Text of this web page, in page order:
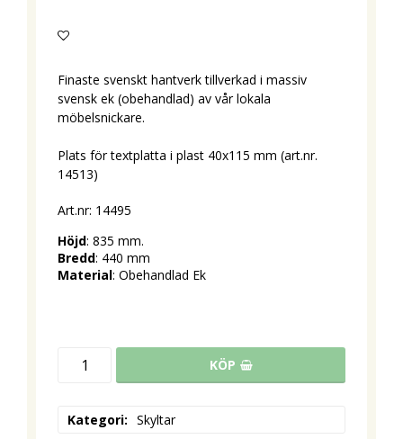
Finaste svenskt hantverk tillverkad i massiv
svensk ek (obehandlad) av vår lokala
möbelsnickare.
Plats för textplatta i plast 40x115 mm (art.nr.
14513)
Art.nr: 14495
Höjd: 835 mm.
Bredd: 440 mm
Material: Obehandlad Ek
KÖP
Kategori Skyltar